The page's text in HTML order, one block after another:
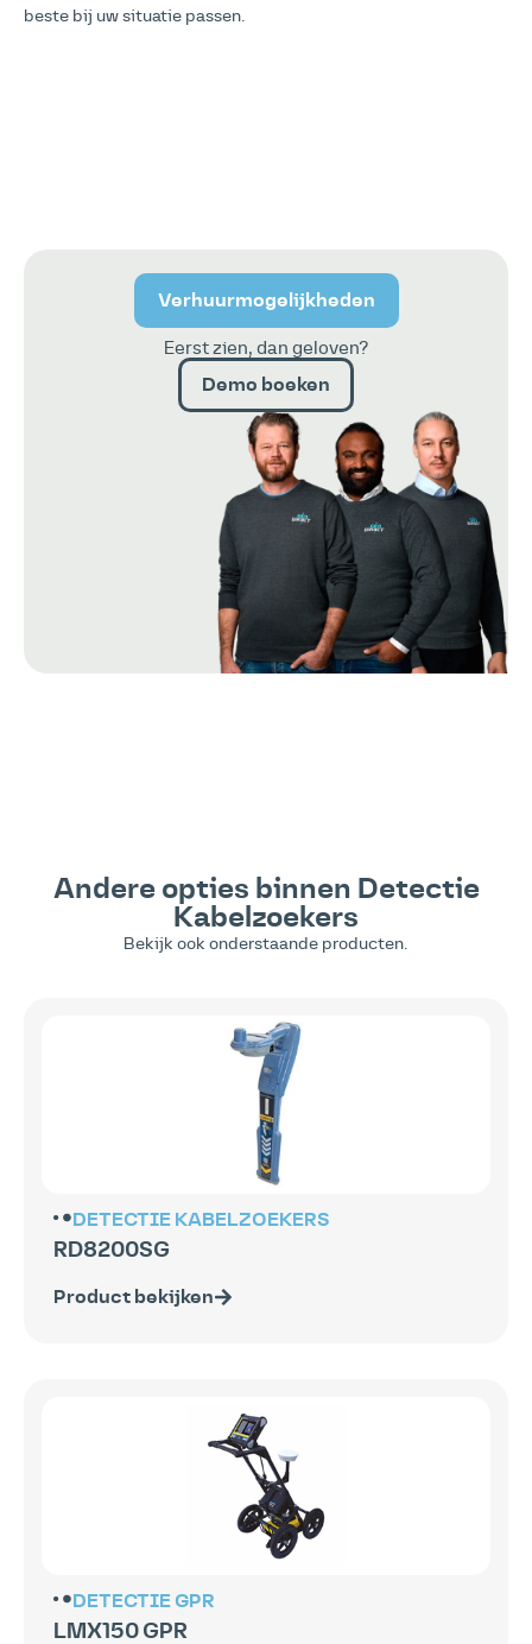
beste bij uw situatie passen.
Verhuurmogelijkheden
Eerst zien, dan geloven?
Demo boeken
Andere opties binnen Detectie
Kabelzoekers
Bekijk ook onderstaande producten.
DETECTIE KABELZOEKERS
RD8200SG
Product bekijken
DETECTIE GPR
LMX150 GPR